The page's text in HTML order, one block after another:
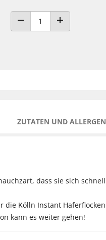
ANZAHL VERRINGERN
ANZAHL
ZUTATEN UND
dass sie sich
die Kölln Instant
kann es weiter gehen!